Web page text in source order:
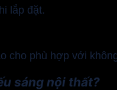
lắp đặt.
cho phù hợp với
sáng nội thất?